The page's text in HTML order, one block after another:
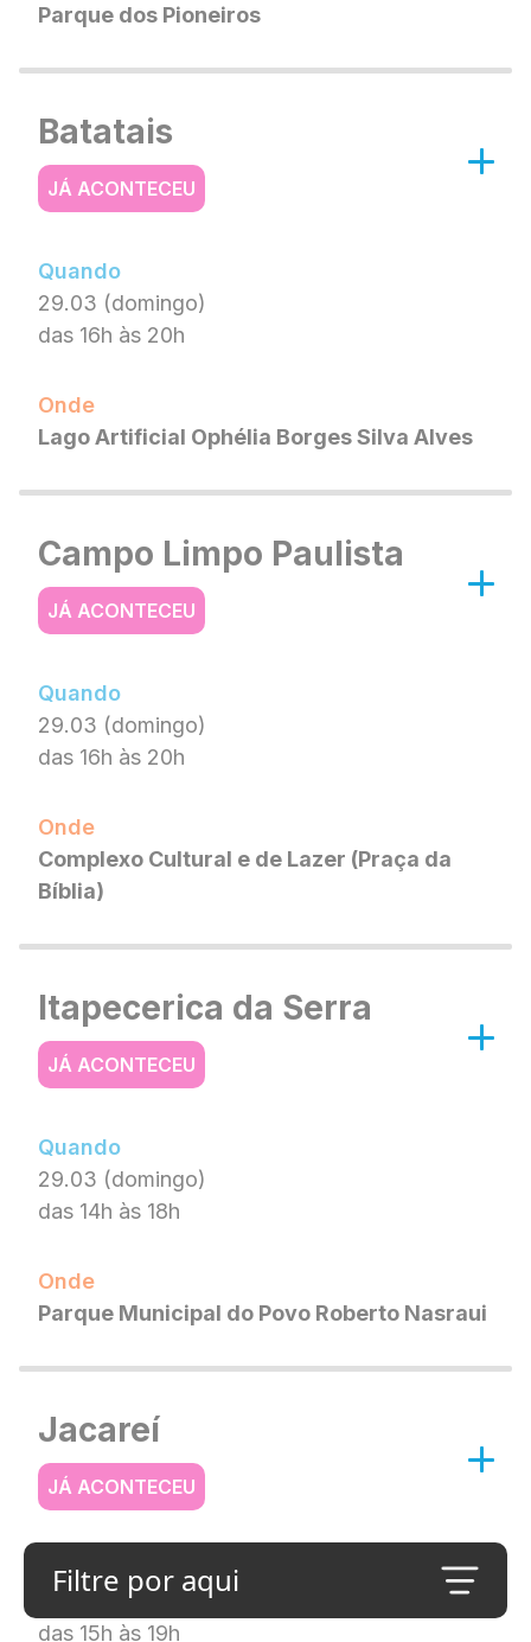
Parque dos Pioneiros
Batatais
JÁ ACONTECEU
Quando
29.03 (domingo)
das 16h às 20h
Onde
Lago Artificial Ophélia Borges Silva Alves
Campo Limpo Paulista
JÁ ACONTECEU
Quando
29.03 (domingo)
das 16h às 20h
Onde
Complexo Cultural e de Lazer (Praça da
Bíblia)
Itapecerica da Serra
JÁ ACONTECEU
Quando
29.03 (domingo)
das 14h às 18h
Onde
Parque Municipal do Povo Roberto Nasraui
Jacareí
JÁ ACONTECEU
Quando
29.03 (domingo)
das 15h às 19h
Filtre por aqui